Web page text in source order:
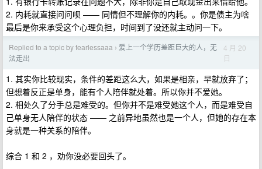
2. 内耗就直接问问呗 —— 同情但不理解你的内耗。。你是债主为啥
最后是你来承受这个心理负担，时间到了没还就主动问一下。
Replied to a topic by fearlessaaa › 爱上一个学历差距巨大的人，无
法走出
4 月 20
日
1. 其实你比较现实，条件的差距这么大，如果是相亲，早就放弃了；
但想着反正是单身，能有个人陪伴就处着。所以你并不爱她。
2. 相处久了分手总是难受的。但你并不是难受她这个人，而是难受自
己单身无人陪伴的状态 —— 之前异地虽然也是一个人，但她的存在本
身就是一种关系的陪伴。
综合 1 和 2 ，劝你没必要回头了。